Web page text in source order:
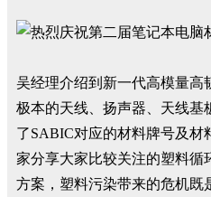
吴经理介绍到新一代高模量高
极本的天线、扬声器、天线基
了SABIC对应的材料牌号及材
家分享大家比较关注的塑料循
方案，塑料污染带来的危机既